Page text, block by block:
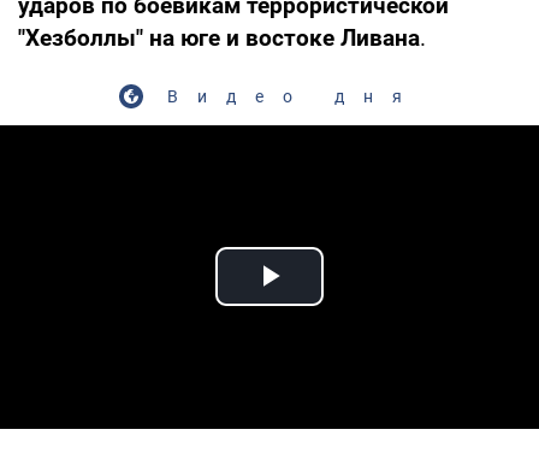
"Хезболлы" на юге и востоке Ливана.
Видео дня
Play Video